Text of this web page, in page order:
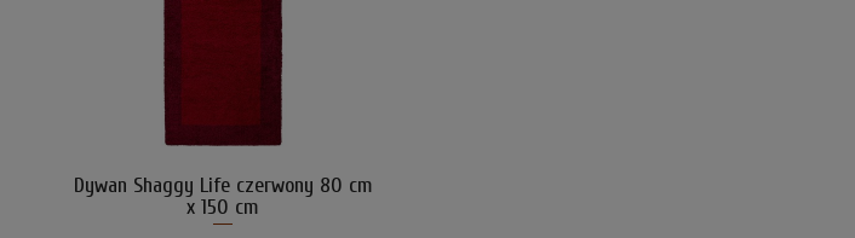
Dywan Shaggy Life czerwony 80 cm
x 150 cm